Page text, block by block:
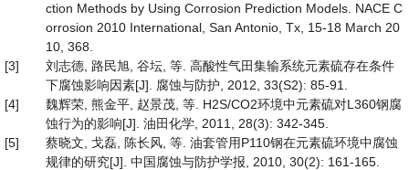
ction Methods by Using Corrosion Prediction Models. NACE C
orrosion 2010 International, San Antonio, Tx, 15-18 March 20
10, 368.
[3]
刘志德, 路民旭, 谷坛, 等. 高酸性气田集输系统元素硫存在条件
下腐蚀影响因素[J]. 腐蚀与防护, 2012, 33(S2): 85-91.
[4]
魏辉荣, 熊金平, 赵景茂, 等. H2S/CO2环境中元素硫对L360钢腐
蚀行为的影响[J]. 油田化学, 2011, 28(3): 342-345.
[5]
蔡晓文, 戈磊, 陈长风, 等. 油套管用P110钢在元素硫环境中腐蚀
规律的研究[J]. 中国腐蚀与防护学报, 2010, 30(2): 161-165.